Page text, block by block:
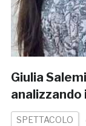
Giulia
SPETTACOLO